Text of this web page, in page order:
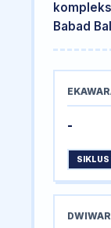
Babad
-
SIKLUS